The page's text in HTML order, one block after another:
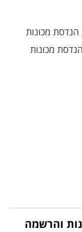
מכונות
מכונות
והרשמה